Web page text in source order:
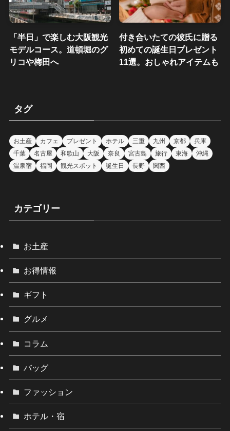
「半日」で楽しむ大阪観光
モデルコース。道頓堀のグ
リコや梅田へ
付き合いたての彼氏に贈る
初めての誕生日プレゼント
11選。おしゃれアイテムも
タグ
お土産 カフェ プレゼント ホテル 三重 九州 京都
兵庫
千葉
名古屋 和歌山 大阪 奈良 宮古島 旅行 東海
沖縄
温泉宿
福岡 観光スポット 誕生日 長野 関西
カテゴリー
お土産
お得情報
ギフト
グルメ
コラム
バッグ
ファッション
ホテル・宿